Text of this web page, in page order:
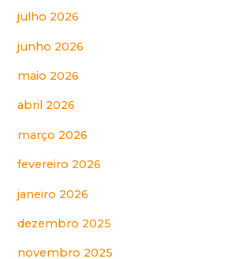
julho 2026
junho 2026
maio 2026
abril 2026
março 2026
fevereiro 2026
janeiro 2026
dezembro 2025
novembro 2025